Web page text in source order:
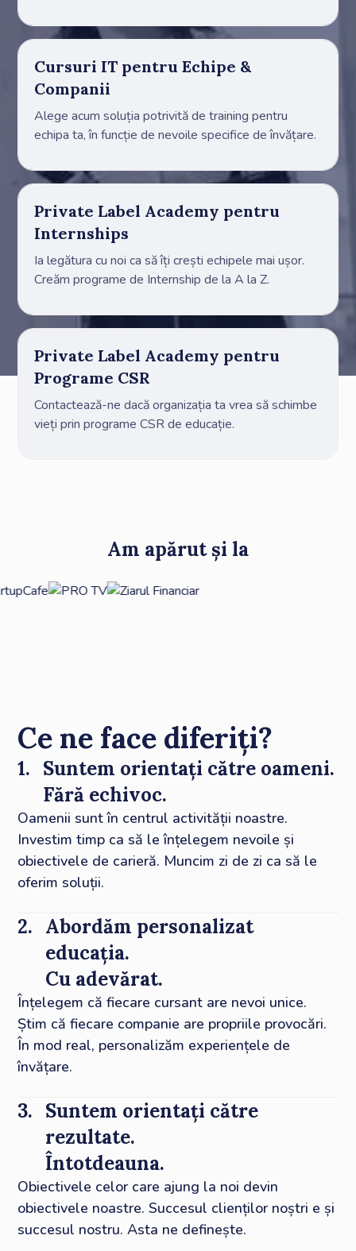
Cursuri IT pentru Echipe &
Companii
Alege acum soluția potrivită de training pentru
echipa ta, în funcție de nevoile specifice de învățare.
Private Label Academy pentru
Internships
Ia legătura cu noi ca să îți crești echipele mai ușor.
Creăm programe de Internship de la A la Z.
Private Label Academy pentru
Programe CSR
Contactează-ne dacă organizația ta vrea să schimbe
vieți prin programe CSR de educație.
Am apărut și la
Ce ne face diferiți?
1. Suntem orientați către oameni.
Fără echivoc.
Oamenii sunt în centrul activității noastre.
Investim timp ca să le înțelegem nevoile și
obiectivele de carieră. Muncim zi de zi ca să le
oferim soluții.
2. Abordăm personalizat
educația.
Cu adevărat.
Înțelegem că fiecare cursant are nevoi unice.
Știm că fiecare companie are propriile provocări.
În mod real, personalizăm experiențele de
învățare.
3. Suntem orientați către
rezultate.
Întotdeauna.
Obiectivele celor care ajung la noi devin
obiectivele noastre. Succesul clienților noștri e și
succesul nostru. Asta ne definește.